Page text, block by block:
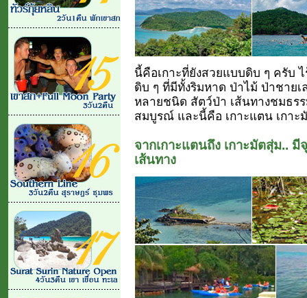
นี้คือเกาะที่ยังสวยแบบดิบ ๆ ครับ
ดิบ ๆ ที่มีทั้งริมหาด ป่าไม้ ป่าชาย
หลายชนิด สัตว์ป่า เส้นทางชมธร
สมบูรณ์ และนี้คือ เกาะแตน เกาะ
จากเกาะแตนถึง เกาะมัตสุ่ม..
เส้นทาง